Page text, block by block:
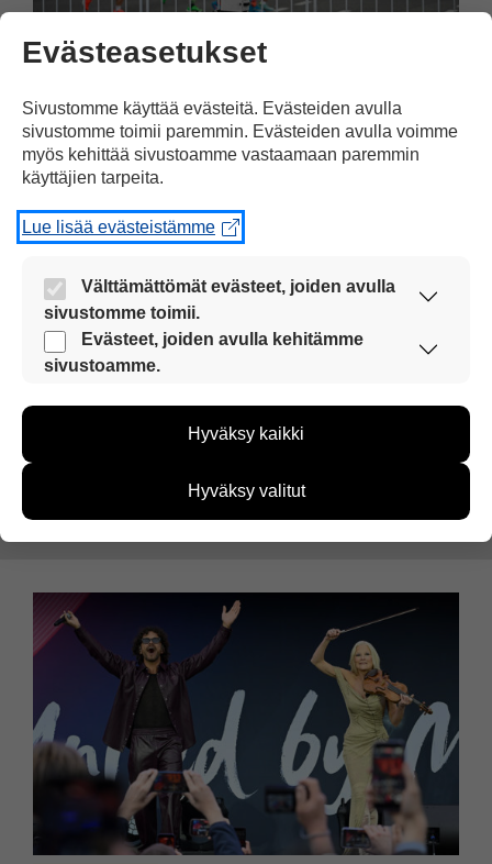
Robotit juoksivat kilpaa
Kiinassa
Viikon kuva
Kiinan pääkaupungissa Pekingissä
järjestettiin juoksukilpailu roboteille ja
juoksivat puolimaratonin. Robotti voitti
Evästeasetukset
Sivustomme käyttää evästeitä. Evästeiden avulla
sivustomme toimii paremmin. Evästeiden avulla voimme
myös kehittää sivustoamme vastaamaan paremmin
käyttäjien tarpeita.
Lue lisää evästeistämme
Välttämättömät evästeet, joiden avulla
sivustomme toimii.
Nämä evästeet ovat aina käytössä, jotta
sivustoamme voi käyttää sujuvasti ja turvallisesti.
Evästeet, joiden avulla kehitämme
sivustoamme.
kehittää sivustoamme vastaamaan paremmin
kävijämääristä ja siitä, mitä sivuja käytetään ja
miten sivuilla liikutaan. Emme kuitenkaan kerää
Voit valita, hyväksytkö näiden evästeiden käytön.
Hyväksy kaikki
Hyväksy valitut